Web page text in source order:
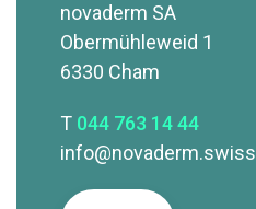
novaderm SA
Obermühleweid 1
6330 Cham
T 044 763 14 44
info@novaderm.swiss